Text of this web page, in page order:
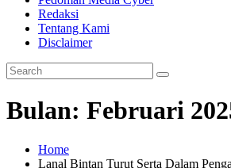
Redaksi
Tentang Kami
Disclaimer
Bulan: Februari
Home
Lanal Bintan Turut Serta Dalam